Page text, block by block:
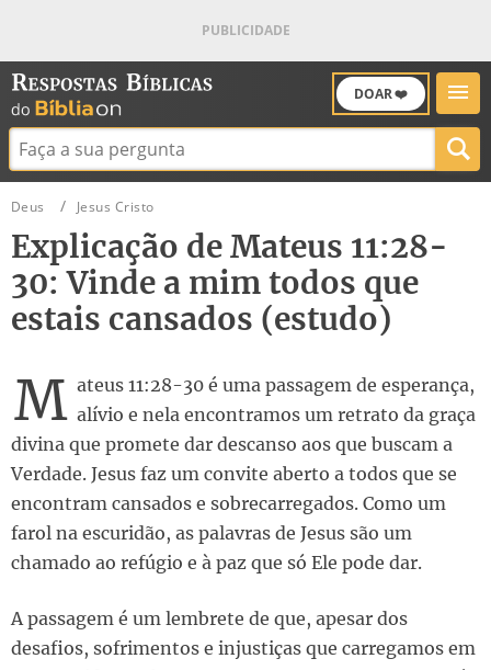
DOAR ❤️
Buscar:
Deus Jesus Cristo
Explicação de Mateus 11:28-
30: Vinde a mim todos que
estais cansados (estudo)
M ateus 11:28-30 é uma passagem de esperança,
alívio e nela encontramos um retrato da graça
divina que promete dar descanso aos que buscam a
Verdade. Jesus faz um convite aberto a todos que se
encontram cansados e sobrecarregados. Como um
farol na escuridão, as palavras de Jesus são um
chamado ao refúgio e à paz que só Ele pode dar.
A passagem é um lembrete de que, apesar dos
desafios, sofrimentos e injustiças que carregamos em